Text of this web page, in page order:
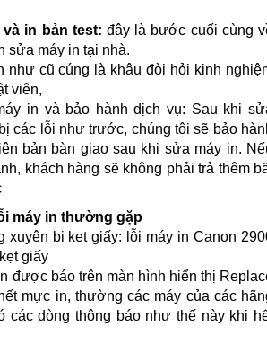
in bản test: đây là bước cuối cùng
sửa máy in tại nhà.
như cũ cúng là khâu đòi hỏi kinh
viên,
in và bảo hành dịch vụ: Sau khi
các lỗi như trước, chúng tôi sẽ bảo
bản bàn giao sau khi sửa máy in.
khách hàng sẽ không phải trả thêm
máy in thường gặp
bị kẹt giấy: lỗi máy in Canon
giấy
được báo trên màn hình hiển thị
mực in, thường các máy của các
các dòng thông báo như thế này khi